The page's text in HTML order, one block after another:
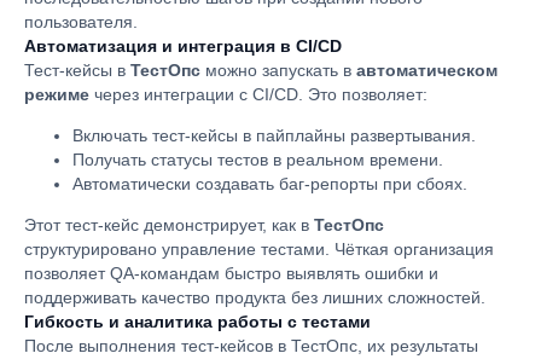
пользователя.
Автоматизация и интеграция в CI/CD
Тест-кейсы в ТестОпс можно запускать в автоматическом
режиме через интеграции с CI/CD. Это позволяет:
Включать тест-кейсы в пайплайны развертывания.
Получать статусы тестов в реальном времени.
Автоматически создавать баг-репорты при сбоях.
Этот тест-кейс демонстрирует, как в ТестОпс
структурировано управление тестами. Чёткая организация
позволяет QA-командам быстро выявлять ошибки и
поддерживать качество продукта без лишних сложностей.
Гибкость и аналитика работы с тестами
После выполнения тест-кейсов в ТестОпс, их результаты